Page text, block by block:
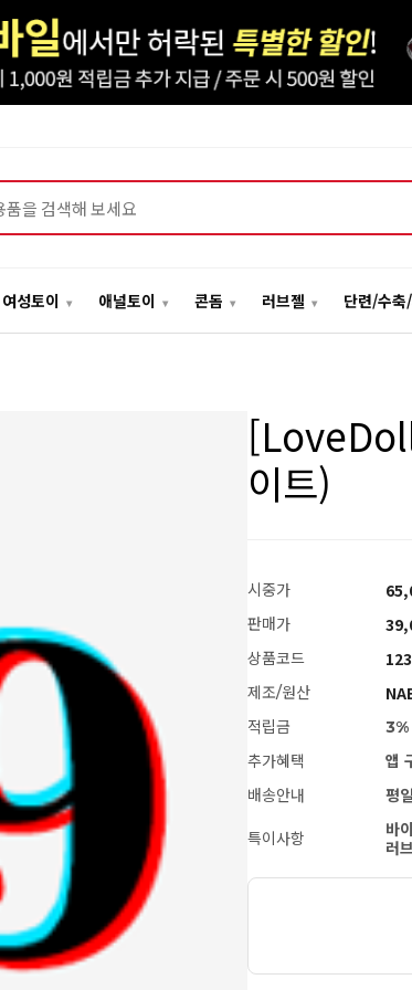
여성토이 애널토이 콘돔 러브젤 단련/수축
이트)
시중가
판매가
상품코드
제조/원산
적립금
3%
추가혜택
앱
배송안내
평
특이사항
바
러